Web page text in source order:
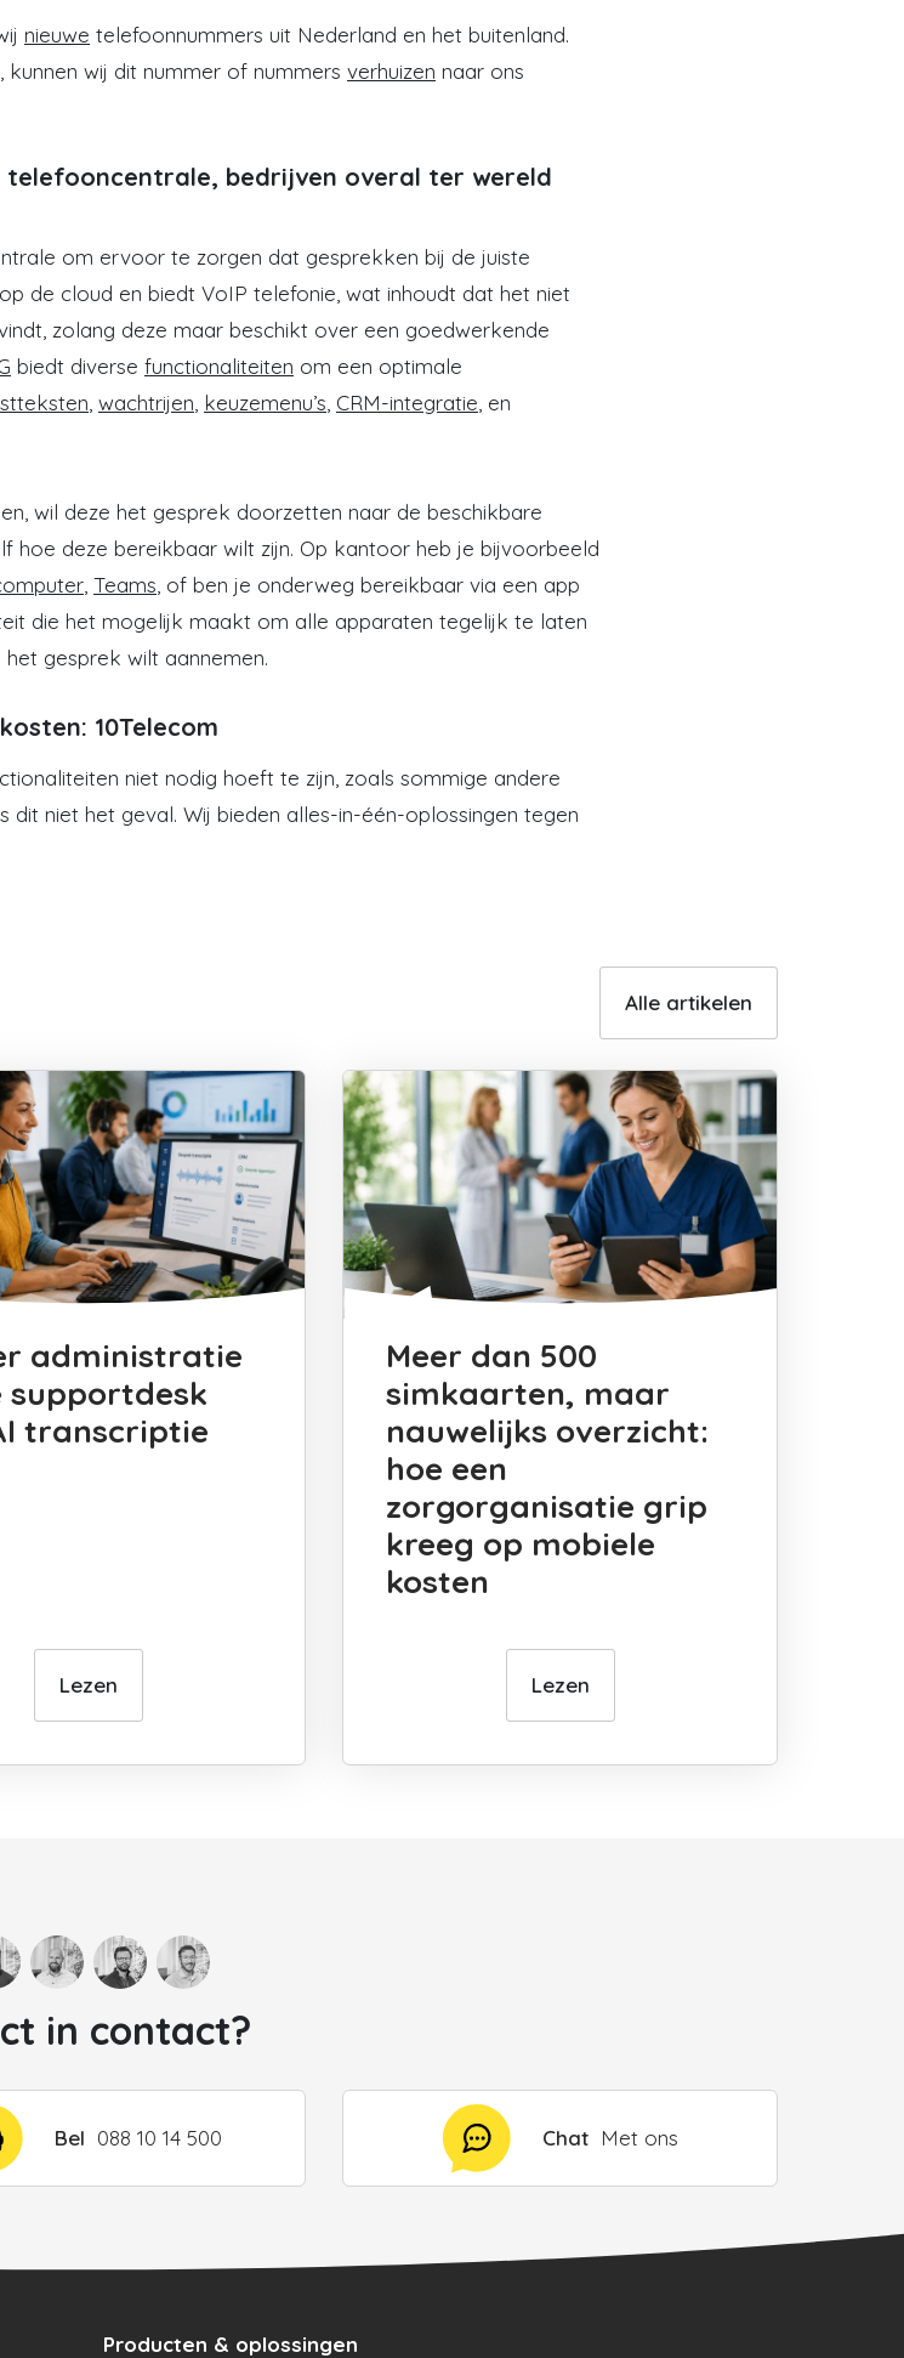
nieuwe telefoonnummers uit Nederland en het buitenland.
wij dit nummer of nummers verhuizen naar ons
telefooncentrale, bedrijven overal ter wereld
om ervoor te zorgen dat gesprekken bij de juiste
de cloud en biedt VoIP telefonie, wat inhoudt dat het niet
zolang deze maar beschikt over een goedwerkende
biedt diverse functionaliteiten om een optimale
wachtrijen keuzemenu’s CRM-integratie , en
wil deze het gesprek doorzetten naar de beschikbare
hoe deze bereikbaar wilt zijn. Op kantoor heb je bijvoorbeeld
Teams , of ben je onderweg bereikbaar via een app
die het mogelijk maakt om alle apparaten tegelijk te laten
gesprek wilt aannemen.
10Telecom
niet nodig hoeft te zijn, zoals sommige andere
dit niet het geval. Wij bieden alles-in-één-oplossingen tegen
Alle artikelen
administratie
supportdesk
transcriptie
Lezen
Meer dan 500
simkaarten, maar
nauwelijks overzicht:
hoe een
zorgorganisatie grip
kreeg op mobiele
kosten
Lezen
in contact?
Bel 088 10 14 500 Chat Met ons
Producten & oplossingen